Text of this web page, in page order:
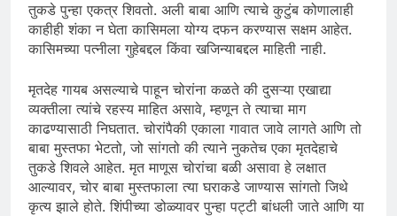
तुकडे पुन्हा एकत्र शिवतो. अली बाबा आणि त्याचे कुटुंब कोणालाही
काहीही शंका न घेता कासिमला योग्य दफन करण्यास सक्षम आहेत.
कासिमच्या पत्नीला गुहेबद्दल किंवा खजिन्याबद्दल माहिती नाही.
मृतदेह गायब असल्याचे पाहून चोरांना कळते की दुसऱ्या एखाद्या
व्यक्तीला त्यांचे रहस्य माहित असावे, म्हणून ते त्याचा माग
काढण्यासाठी निघतात. चोरांपैकी एकाला गावात जावे लागते आणि तो
बाबा मुस्तफा भेटतो, जो सांगतो की त्याने नुकतेच एका मृतदेहाचे
तुकडे शिवले आहेत. मृत माणूस चोरांचा बळी असावा हे लक्षात
आल्यावर, चोर बाबा मुस्तफाला त्या घराकडे जाण्यास सांगतो जिथे
कृत्य झाले होते. शिंपीच्या डोळ्यावर पुन्हा पट्टी बांधली जाते आणि या